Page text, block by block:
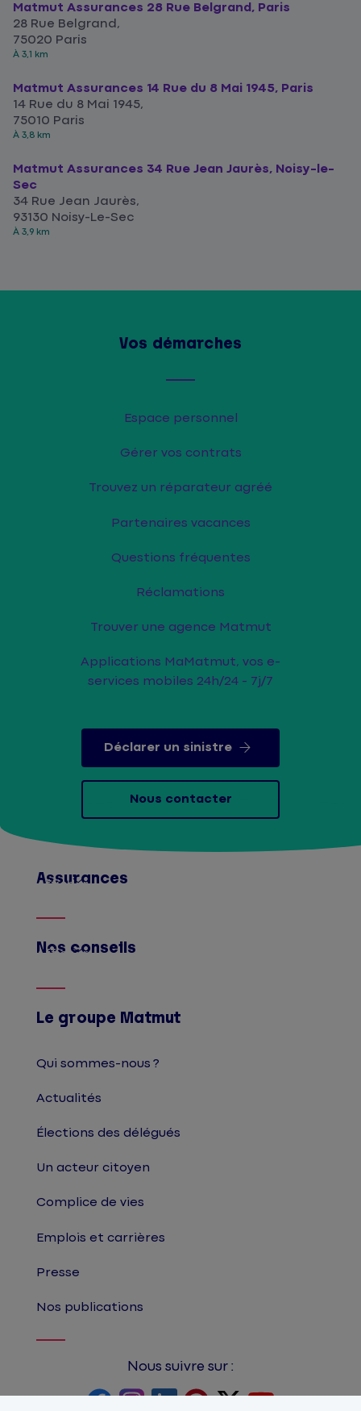
Matmut Assurances 28 Rue Belgrand, Paris
28 Rue Belgrand,
75020 Paris
À 3,1 km
Matmut Assurances 14 Rue du 8 Mai 1945, Paris
14 Rue du 8 Mai 1945,
75010 Paris
À 3,8 km
Matmut Assurances 34 Rue Jean Jaurès, Noisy-le-
Sec
34 Rue Jean Jaurès,
93130 Noisy-Le-Sec
À 3,9 km
Vos démarches
Espace personnel
Gérer vos contrats
Trouvez un réparateur agréé
Partenaires vacances
Questions fréquentes
Réclamations
Trouver une agence Matmut
Applications MaMatmut, vos e-
services mobiles 24h/24 - 7j/7
Déclarer un sinistre
Nous contacter
Assurances
Afficher
Nos conseils
Afficher
Le groupe Matmut
Qui sommes-nous ?
Actualités
Élections des délégués
Un acteur citoyen
Complice de vies
Emplois et carrières
Presse
Nos publications
Nous suivre sur :